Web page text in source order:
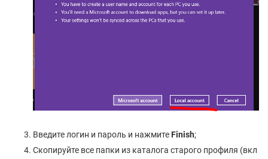
Введите логин и пароль и нажмите Finish;
Скопируйте все папки из каталога старого профиля (вкл